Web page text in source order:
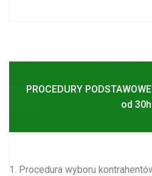
PROCEDURY
od 30h
Procedura wyboru